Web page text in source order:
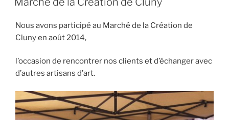
Nous avons participé au Marché de la Création de
Cluny en août 2014,
l’occasion de rencontrer nos clients et d’échanger avec
d’autres artisans d’art.